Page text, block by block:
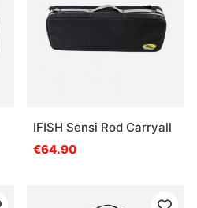
IFISH Sensi Rod Carryall
€64.90